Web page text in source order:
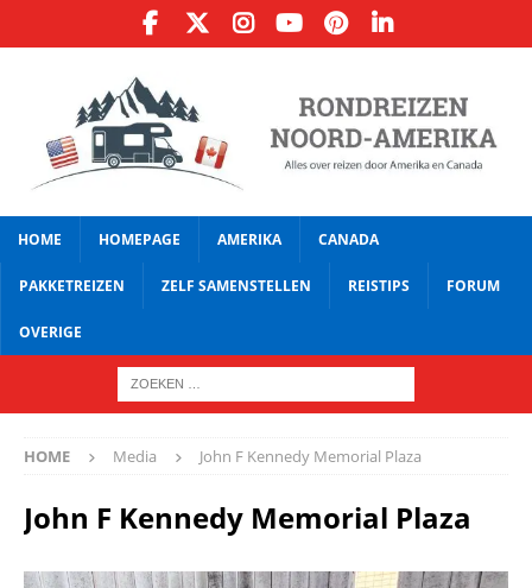
HOME HOMEPAGE AMERIKA CANADA
PAKKETREIZEN ZELF SAMENSTELLEN REISTIPS FORUM
OVERIGE
HOME Media John F Kennedy Memorial Plaza
John F Kennedy Memorial Plaza